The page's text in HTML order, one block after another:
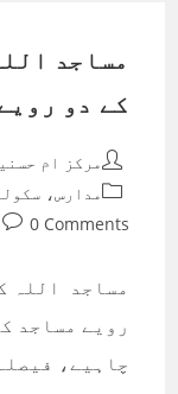
مساجد
کے دو
Post
author:
مرکز ام
Post
category:
مدارس،
Post
0 Comments
مساجد اللہ
رویے مساجد
چاہیے،